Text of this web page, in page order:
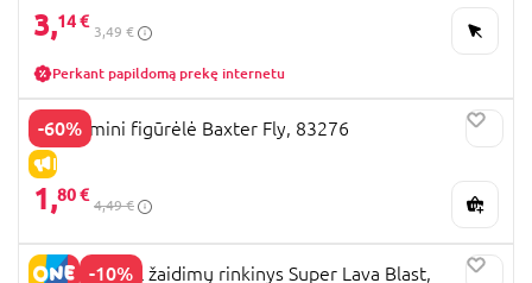
3,14 €
3,49 €
Perkant papildomą prekę internetu
-60%
IŠPARDAVIMAS
TMNT mini figūrėlė Baxter Fly, 83276
1,80 €
4,49 €
-10%
PAW PATROL žaidimų rinkinys Super Lava Blast,